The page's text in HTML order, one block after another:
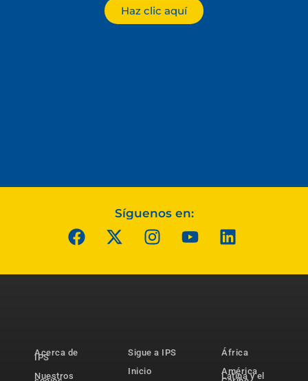
Haz clic aquí
Síguenos en:
Acerca de
IPS
Nuestros
Sigue a IPS
Inicio
África
América
Latina y el